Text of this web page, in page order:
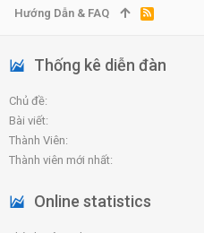
Thống kê diễn đàn
Chủ đề
Bài viết
Thành Viên
Thành viên mới nhất
Online statistics
Hướng Dẫn & FAQ
R
S